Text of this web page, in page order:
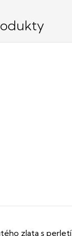
zlata s perletí